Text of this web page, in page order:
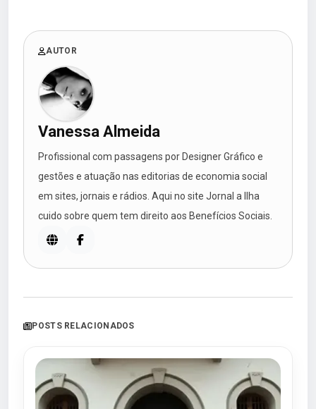
AUTOR
Vanessa Almeida
Profissional com passagens por Designer Gráfico e
gestões e atuação nas editorias de economia social
em sites, jornais e rádios. Aqui no site Jornal a Ilha
cuido sobre quem tem direito aos Benefícios Sociais.
POSTS RELACIONADOS